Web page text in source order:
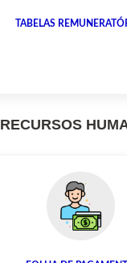
TABELAS
RECURSOS